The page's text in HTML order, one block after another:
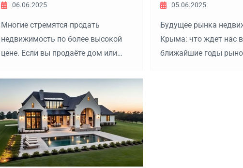
06.06.2025
Многие стремятся продать
недвижимость по более высокой
цене. Если вы продаёте дом или
методов, которые помогут сделать
ваше предложение более
привлекательным для
потенциальных покупателей:
05.06.2025
Будущее рынка
Крыма: что ждет нас в
ближайшие годы